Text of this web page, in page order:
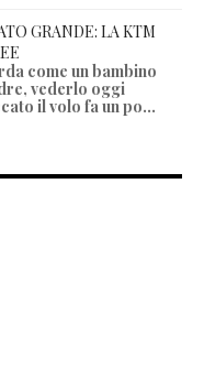
GRANDE: LA KTM
come un bambino
vederlo oggi
il volo fa un po...